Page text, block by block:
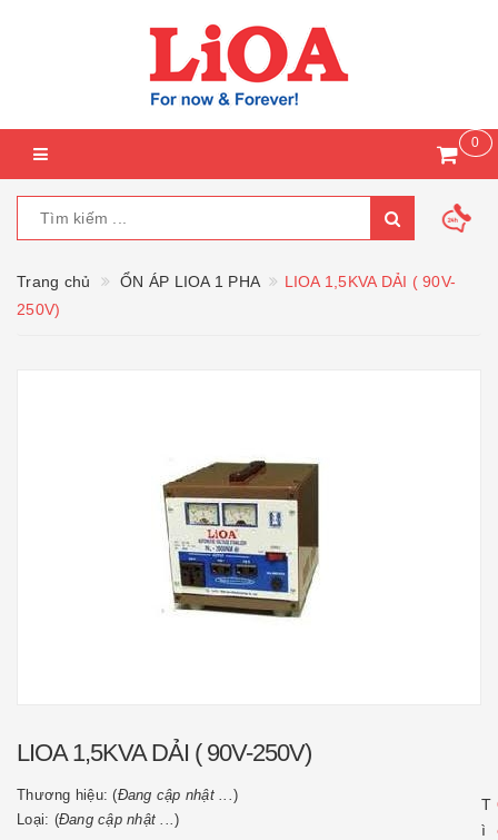
0
Trang chủ ỔN ÁP LIOA 1 PHA
LIOA 1,5KVA DẢI ( 90V-
250V)
LIOA 1,5KVA DẢI ( 90V-250V)
Thương hiệu: (Đang cập nhật ...)
Loại: (Đang cập nhật ...)
T
ì